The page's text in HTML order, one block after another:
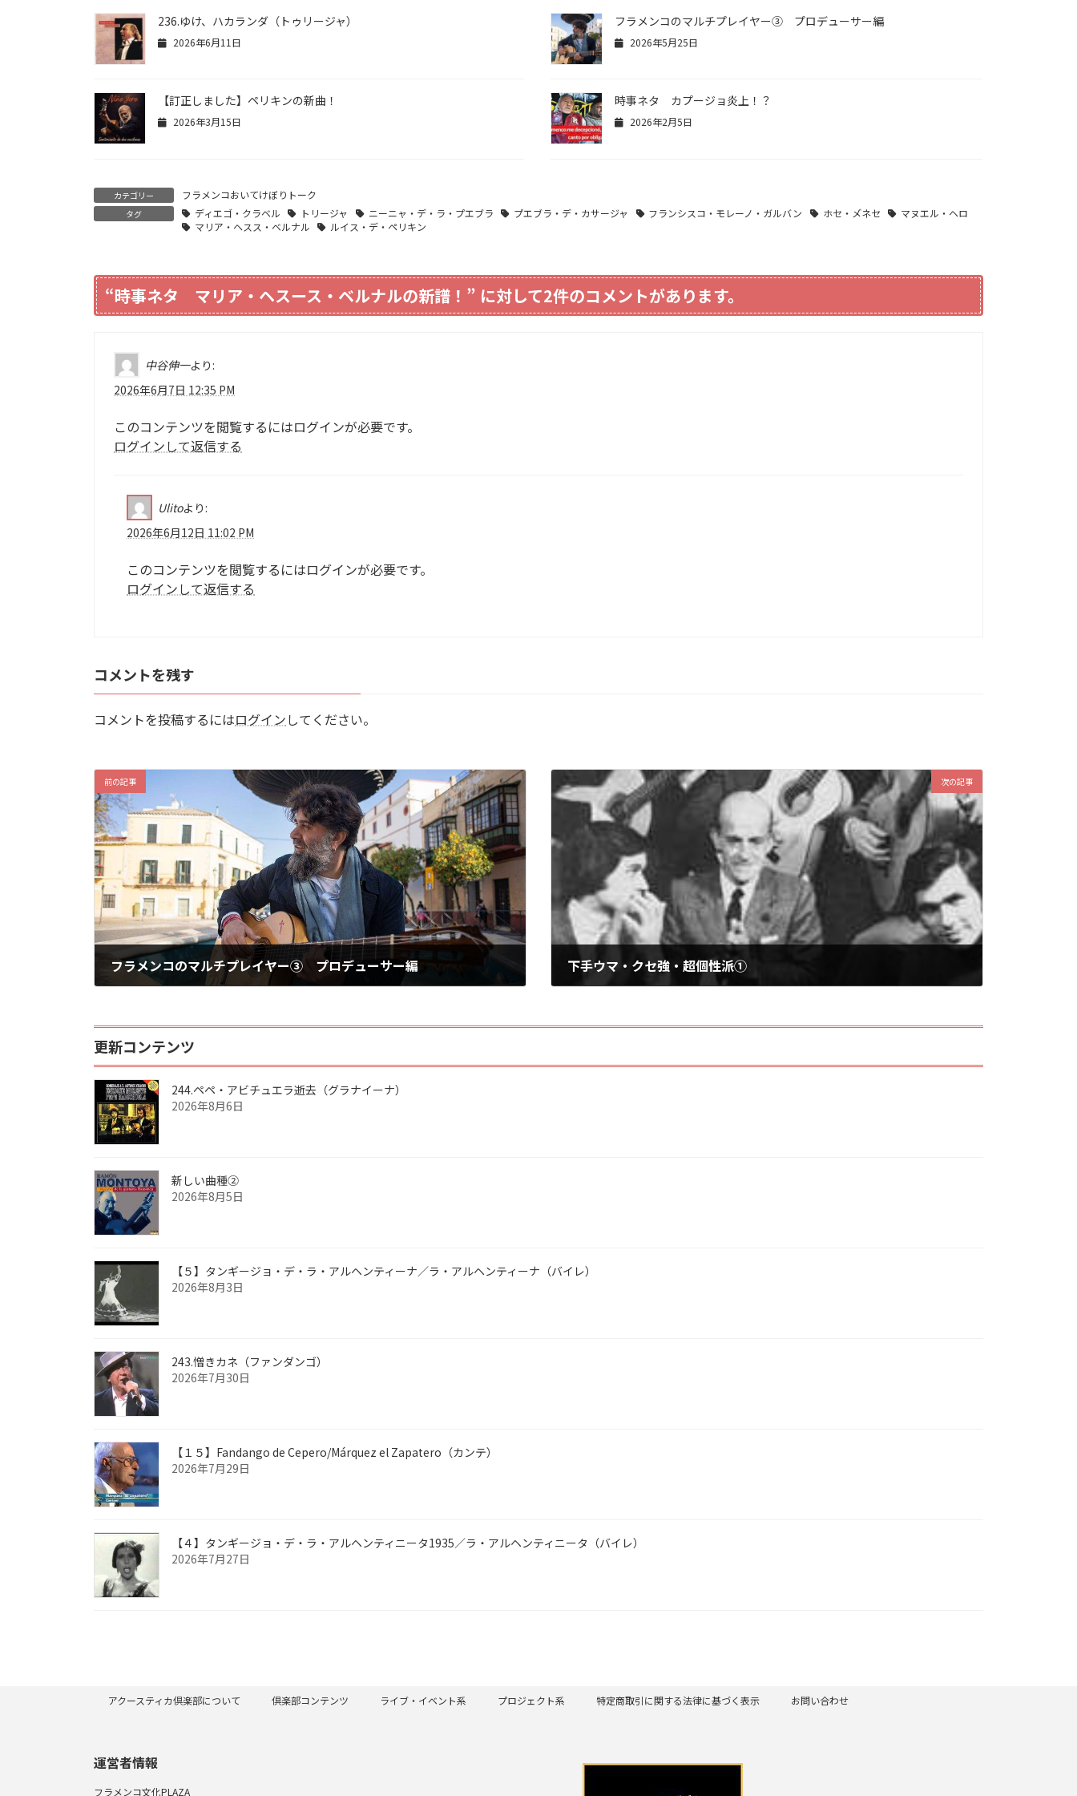
236.ゆけ、ハカランダ（トゥリージャ）
2026年6月11日
フラメンコのマルチプレイヤー③ プロデューサー編
2026年5月25日
【訂正しました】ペリキンの新曲！
2026年3月15日
時事ネタ カプージョ炎上！？
2026年2月5日
カテゴリー フラメンコおいてけぼりトーク
タグ ディエゴ・クラベル トリージャ ニーニャ・デ・ラ・プエブラ プエブラ・デ・カサージャ フランシスコ・モレーノ・ガルバン ホセ・メ゙ネセ
マヌエル・ヘロ
マリア・ヘスス・ベルナル
ルイス・デ・ペリキン
“時事ネタ マリア・ヘスース・ベルナルの新譜！ ” に対して2件のコメントがあります。
中谷伸一より:
2026年6月7日 12:35 PM
このコンテンツを閲覧するにはログインが必要です。
ログインして返信する
Ulitoより:
2026年6月12日 11:02 PM
このコンテンツを閲覧するにはログインが必要です。
ログインして返信する
コメントを残す
コメントを投稿するにはログインしてください。
前の記事
フラメンコのマルチプレイヤー③ プロデューサー編
次の記事
下手ウマ・クセ強・超個性派①
更新コンテンツ
244.ペペ・アビチュエラ逝去（グラナイーナ）
2026年8月6日
新しい曲種②
2026年8月5日
【５】タンギージョ・デ・ラ・アルヘンティーナ／ラ・アルヘンティーナ（バイレ）
2026年8月3日
243.憎きカネ（ファンダンゴ）
2026年7月30日
【１５】Fandango de Cepero/Márquez el Zapatero（カンテ）
2026年7月29日
【４】タンギージョ・デ・ラ・アルヘンティニータ1935／ラ・アルヘンティニータ（バイレ）
2026年7月27日
アクースティカ倶楽部について 倶楽部コンテンツ ライブ・イベント系 プロジェクト系 特定商取引に関する法律に基づく表示 お問い合わせ
運営者情報
フラメンコ文化PLAZA